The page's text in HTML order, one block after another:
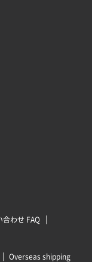
合わせ FAQ
Overseas shipping